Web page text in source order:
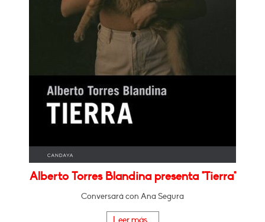
Alberto Torres Blandina presenta "Tierra"
Conversará con Ana Segura
Leer más...